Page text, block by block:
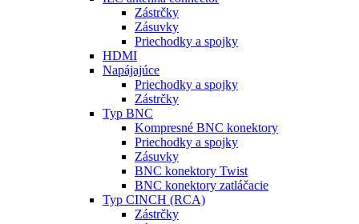
Zástrčky
Zásuvky
Priechodky a spojky
HDMI
Napájajúce
Priechodky a spojky
Zástrčky
Typ BNC
Kompresné BNC konektory
Priechodky a spojky
Zásuvky
BNC konektory Twist
BNC konektory zatláčacie
Typ CINCH (RCA)
Zástrčky